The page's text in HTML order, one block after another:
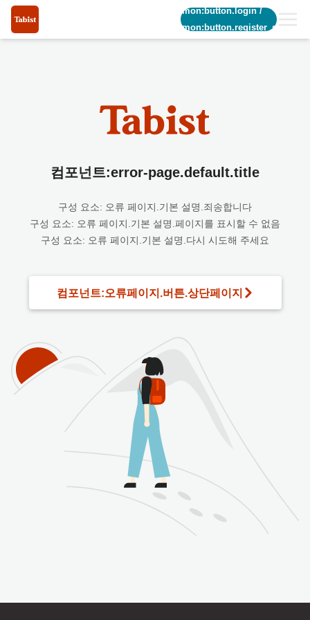
common:button.login/
common:button.register_short
컴포넌트:error-page.default.title
구성 요소: 오류 페이지.기본 설명.죄송합니다
구성 요소: 오류 페이지.기본 설명.페이지를 표시할 수 없음
구성 요소: 오류 페이지.기본 설명.다시 시도해 주세요
컴포넌트:오류페이지.버튼.상단페이지